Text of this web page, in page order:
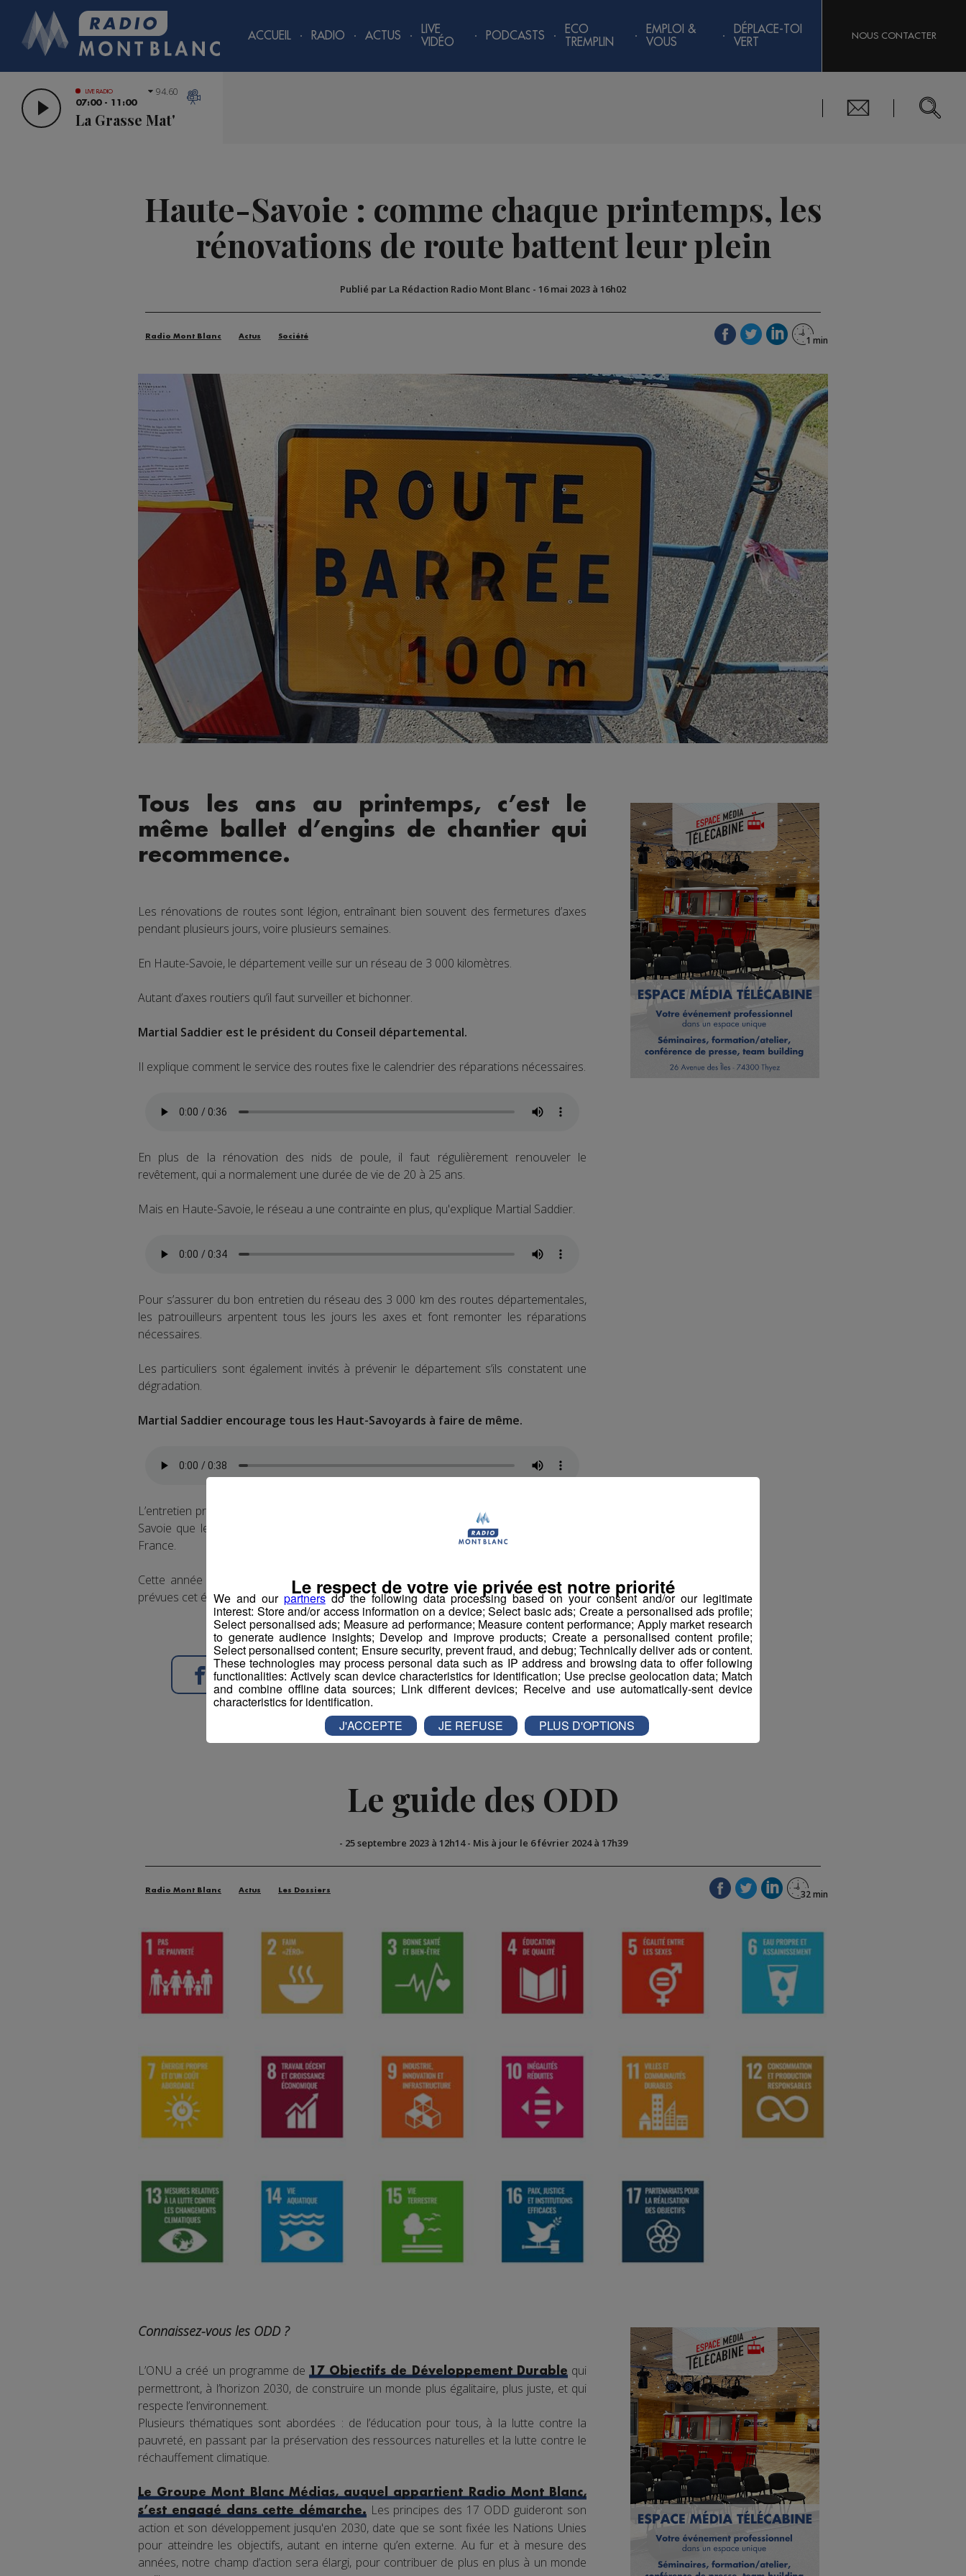
ACCUEIL RADIO ACTUS
LIVE
VIDÉO
PODCASTS
ECO
TREMPLIN
EMPLOI &
VOUS
DÉPLACE-TOI
VERT
NOUS CONTACTER
LIVE RADIO
07:00 - 11:00
La Grasse Mat'
94.60
Haute-Savoie : comme chaque printemps, les
rénovations de route battent leur plein
Publié par La Rédaction Radio Mont Blanc - 16 mai 2023 à 16h02
Radio Mont Blanc Actus Société
Tous les ans au printemps, c’est le
même ballet d’engins de chantier qui
recommence.
Les rénovations de routes sont légion, entraînant bien souvent des fermetures d’axes
pendant plusieurs jours, voire plusieurs semaines.
En Haute-Savoie, le département veille sur un réseau de 3 000 kilomètres.
Autant d’axes routiers qu’il faut surveiller et bichonner.
Martial Saddier est le président du Conseil départemental.
Il explique comment le service des routes fixe le calendrier des réparations nécessaires.
En plus de la rénovation des nids de poule, il faut régulièrement renouveler le
revêtement, qui a normalement une durée de vie de 20 à 25 ans.
Mais en Haute-Savoie, le réseau a une contrainte en plus, qu'explique Martial Saddier.
Pour s’assurer du bon entretien du réseau des 3 000 km des routes départementales,
les patrouilleurs arpentent tous les jours les axes et font remonter les réparations
nécessaires.
Les particuliers sont également invités à prévenir le département s’ils constatent une
dégradation.
Martial Saddier encourage tous les Haut-Savoyards à faire de même.
L’entretien printanier des routes de Haute-Savoie est d’autant plus important en Haute-
Savoie que le département accueille tous les ans au minimum une étape du Tour de
France.
Cette année 2023 ne dérogera pas à la règle, avec quatre étapes haut-savoyardes
prévues cet été.
Partager sur Facebook Partager sur Twitter
Le guide des ODD
- 25 septembre 2023 à 12h14- Mis à jour le 6 février 2024 à 17h39
Radio Mont Blanc Actus Les Dossiers
Connaissez-vous les ODD ?
L’ONU a créé un programme de17 Objectifs de Développement Durablequi
permettront, à l’horizon 2030, de construire un monde plus égalitaire, plus juste, et qui
respecte l’environnement.
Plusieurs thématiques sont abordées : de l’éducation pour tous, à la lutte contre la
pauvreté, en passant par la préservation des ressources naturelles et la lutte contre le
réchauffement climatique.
Le Groupe Mont Blanc Médias, auquel appartient Radio Mont Blanc,
s’est engagé dans cette démarche.Les principes des 17 ODD guideront son
action et son développement jusqu'en 2030, date que se sont fixée les Nations Unies
pour atteindre les objectifs, autant en interne qu’en externe. Au fur et à mesure des
années, notre champ d’action sera élargi, pour contribuer de plus en plus à un monde
We and our partnersdo the following data processing based on your consent and/or our legitimate
interest: Store and/or access information on a device; Select basic ads; Create a personalised ads profile;
Select personalised ads; Measure ad performance; Measure content performance; Apply market research
to generate audience insights; Develop and improve products; Create a personalised content profile;
Select personalised content; Ensure security, prevent fraud, and debug; Technically deliver ads or content.
These technologies may process personal data such as IP address and browsing data to offer following
functionalities: Actively scan device characteristics for identification; Use precise geolocation data; Match
and combine offline data sources; Link different devices; Receive and use automatically-sent device
characteristics for identification.
Le respect de votre vie privée est notre priorité
J'ACCEPTE JE REFUSE PLUS D'OPTIONS